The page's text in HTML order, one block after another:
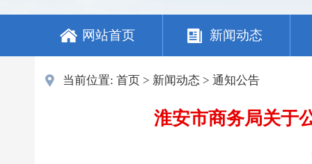
网站首页 新闻动态
当前位置: 首页 > 新闻动态 > 通知公告
淮安市商务局关于